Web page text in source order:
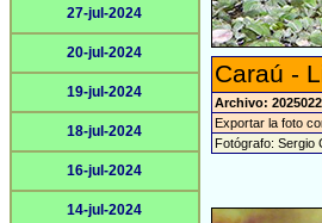
27-jul-2024
20-jul-2024
19-jul-2024
18-jul-2024
16-jul-2024
14-jul-2024
Caraú -
Archivo:
Exportar la foto
Fotógrafo: Sergio